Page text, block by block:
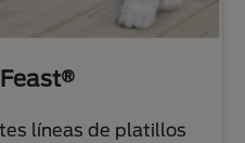
líneas de platillos